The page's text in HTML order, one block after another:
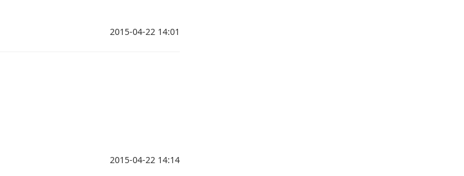
2015-04-22 14:01
2015-04-22 14:14